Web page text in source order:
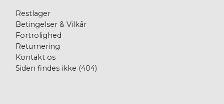
Restlager
Betingelser & Vilkår
Fortrolighed
Returnering
Kontakt os
Siden findes ikke (404)